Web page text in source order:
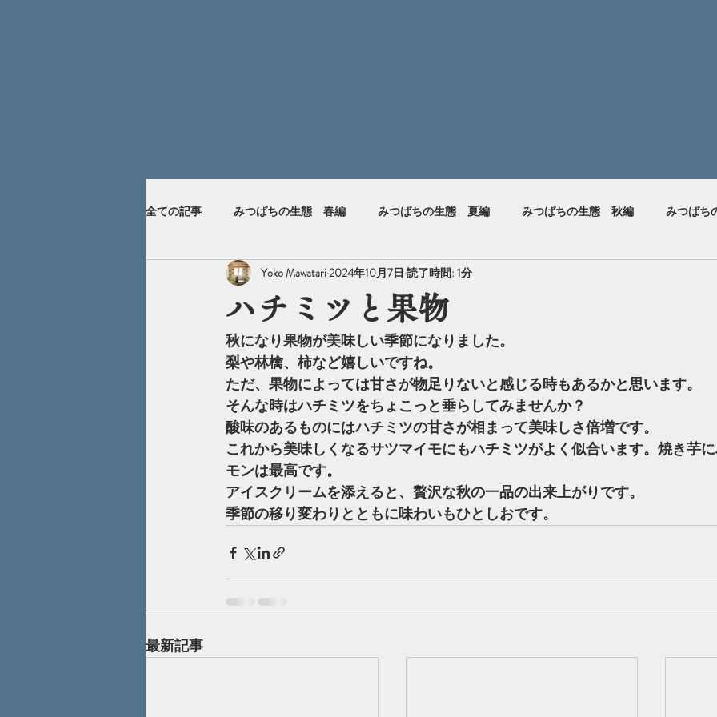
全ての記事 みつばちの生態 春編 みつばちの生態 夏編 みつばちの生態 秋編 みつば
ハチミツと果物
Yoko Mawatari2024年10月7日 読了時間: 1分
秋になり果物が美味しい季節になりました。
梨や林檎、柿など嬉しいですね。
ただ、果物によっては甘さが物足りないと感じる時もあるかと思います。
そんな時はハチミツをちょこっと垂らしてみませんか？
酸味のあるものにはハチミツの甘さが相まって美味しさ倍増です。
これから美味しくなるサツマイモにもハチミツがよく似合います。焼き芋
モンは最高です。
アイスクリームを添えると、贅沢な秋の一品の出来上がりです。
季節の移り変わりとともに味わいもひとしおです。
最新記事